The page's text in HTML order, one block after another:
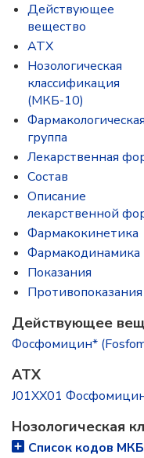
Действующее
вещество
ATX
Нозологическая
классификация
(МКБ-10)
Фармакологическая
группа
Лекарственная
Состав
Описание
лекарственной
Фармакокинетика
Фармакодинамика
Показания
Противопоказания
Действующее
Фосфомицин*
ATX
J01XX01
Нозологическая
Список кодов